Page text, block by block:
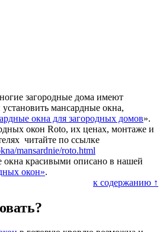
загородные дома имеют
мансардные окна,
окна для загородных домов».
окон Roto, их ценах, монтаже и
читайте по ссылке
mansardnie/roto.html
окна красивыми описано в нашей
окон».
к содержанию ↑